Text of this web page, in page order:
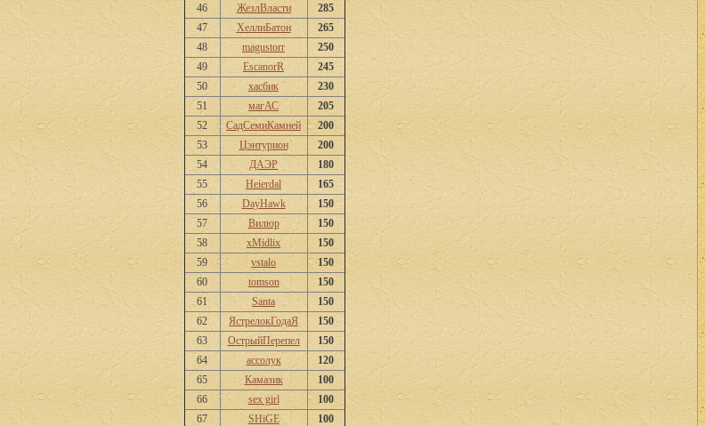
46
ЖезлВласти
285
47
ХеллиБатон
265
48
magustorr
250
49
EscanorR
245
50
хасбик
230
51
магАС
205
52
СадСемиКамней
200
53
Цэнтурион
200
54
ДАЭР
180
55
Heierdal
165
56
DayHawk
150
57
Вилюр
150
58
xMidlix
150
59
vstalo
150
60
tomson
150
61
Santa
150
62
ЯстрелокГодаЯ
150
63
ОстрыйПерепел
150
64
ассолук
120
65
Камазик
100
66
sex girl
100
67
SHiGE
100